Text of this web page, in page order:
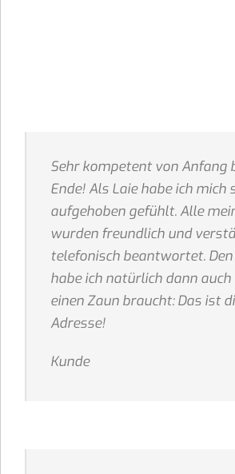
Sehr kompetent von Anfang
Ende! Als Laie habe ich
aufgehoben gefühlt. Alle
wurden freundlich und
telefonisch beantwortet.
habe ich natürlich dann
einen Zaun braucht: Das ist
Adresse!
Kunde